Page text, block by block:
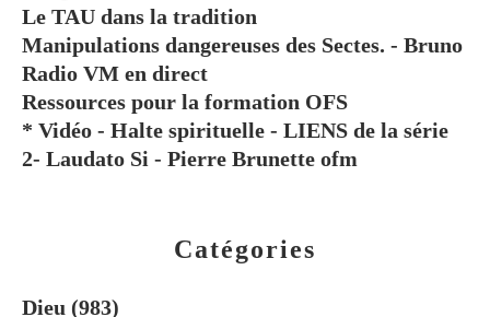
Catégories
Dieu (983)
Le TAU dans la tradition
Manipulations dangereuses des Sectes. - Bruno
Radio VM en direct
Ressources pour la formation OFS
* Vidéo - Halte spirituelle - LIENS de la série
2- Laudato Si - Pierre Brunette ofm